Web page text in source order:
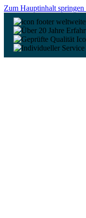
Zum Hauptinhalt springen